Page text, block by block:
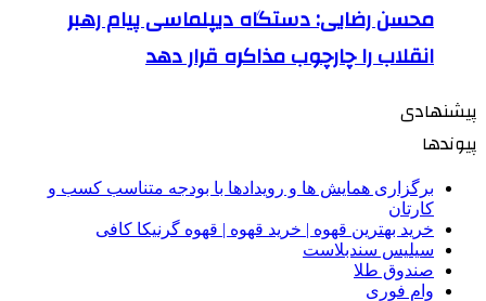
محسن رضایی: دستگاه دیپلماسی پیام رهبر
انقلاب را چارچوب مذاکره قرار دهد
پیشنهادی
پیوندها
برگزاری همایش ها و رویدادها با بودجه متناسب کسب و
کارتان
خرید بهترین قهوه | خرید قهوه | قهوه گرنیکا کافی
سیلیس سندبلاست
صندوق طلا
وام فوری